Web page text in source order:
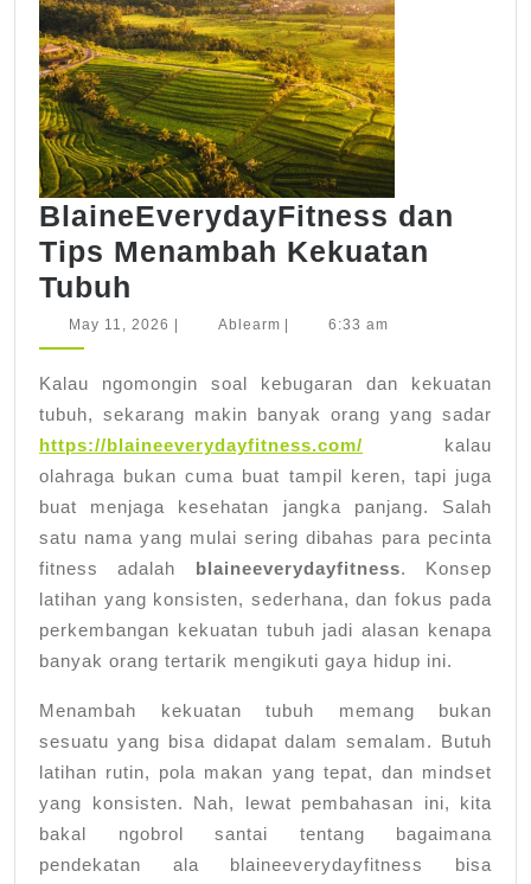
BlaineEverydayFitness dan
Tips Menambah Kekuatan
Tubuh
dan
Menambah
Kekuatan
Tubuh
May 11, 2026 May
AblearmAblearm6:33 am
Kalau ngomongin soal kebugaran dan kekuatan
tubuh, sekarang makin banyak orang yang sadar
https://blaineeverydayfitness.com/ kalau
olahraga bukan cuma buat tampil keren, tapi juga
buat menjaga kesehatan jangka panjang. Salah
satu nama yang mulai sering dibahas para pecinta
fitness adalah blaineeverydayfitness. Konsep
latihan yang konsisten, sederhana, dan fokus pada
perkembangan kekuatan tubuh jadi alasan kenapa
banyak orang tertarik mengikuti gaya hidup ini.
Menambah kekuatan tubuh memang bukan
sesuatu yang bisa didapat dalam semalam. Butuh
latihan rutin, pola makan yang tepat, dan mindset
yang konsisten. Nah, lewat pembahasan ini, kita
bakal ngobrol santai tentang bagaimana
pendekatan ala blaineeverydayfitness bisa